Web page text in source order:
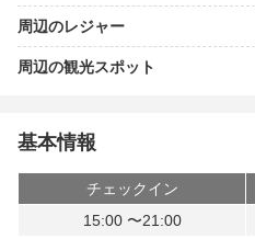
周辺のレジャー
周辺の観光スポット
基本情報
チェックイン
15:00 〜21:00